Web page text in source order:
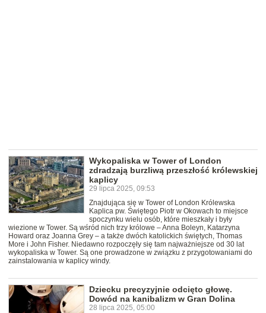
Wykopaliska w Tower of London
zdradzają burzliwą przeszłość królewskiej
kaplicy
29 lipca 2025, 09:53
Znajdująca się w Tower of London Królewska
Kaplica pw. Świętego Piotr w Okowach to miejsce
spoczynku wielu osób, które mieszkały i były
wiezione w Tower. Są wśród nich trzy królowe – Anna Boleyn, Katarzyna
Howard oraz Joanna Grey – a także dwóch katolickich świętych, Thomas
More i John Fisher. Niedawno rozpoczęły się tam najważniejsze od 30 lat
wykopaliska w Tower. Są one prowadzone w związku z przygotowaniami do
zainstalowania w kaplicy windy.
Dziecku precyzyjnie odcięto głowę.
Dowód na kanibalizm w Gran Dolina
28 lipca 2025, 05:00